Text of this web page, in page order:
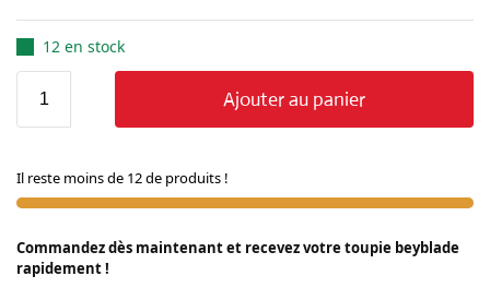
12 en stock
Ajouter au panier
Il reste moins de 12 de produits !
Commandez dès maintenant et recevez votre toupie beyblade
rapidement !